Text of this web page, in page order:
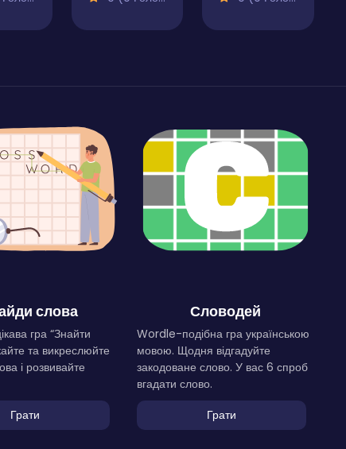
слова
гра “Знайти
та викреслюйте
і розвивайте
Грати
Словодей
Wordle-подібна гра українською
мовою. Щодня відгадуйте
закодоване слово. У вас 6 спроб
вгадати слово.
Грати